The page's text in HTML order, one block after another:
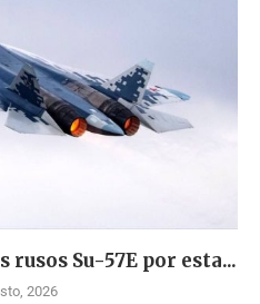
rusos Su-57E por esta...
2026